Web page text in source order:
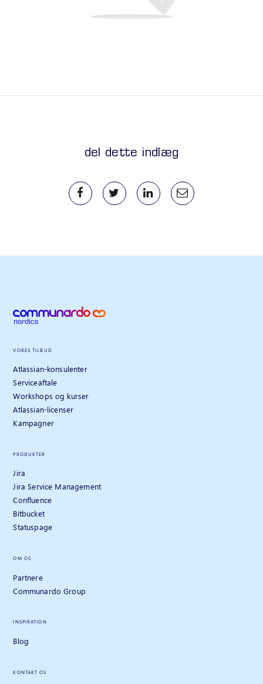
del dette indlæg
VORES TILBUD
Atlassian-konsulenter
Serviceaftale
Workshops og kurser
Atlassian-licenser
Kampagner
PRODUKTER
Jira
Jira Service Management
Confluence
Bitbucket
Statuspage
OM OS
Partnere
Communardo Group
INSPIRATION
Blog
KONTAKT OS